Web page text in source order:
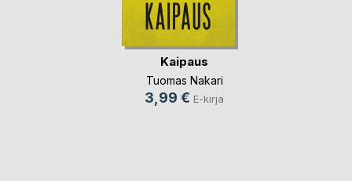
Kaipaus
Tuomas Nakari
3,99 € E-kirja